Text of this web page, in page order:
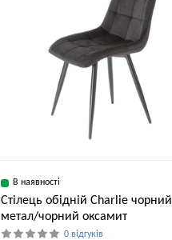
В наявності
Стілець обідній Charlie чорний
метал/чорний оксамит
0 відгуків